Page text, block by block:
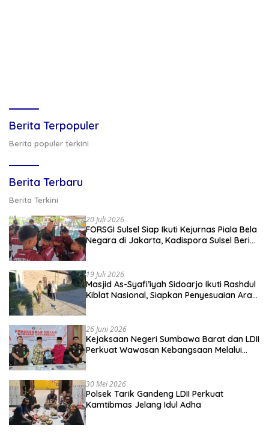
Berita Terpopuler
Berita populer terkini
Berita Terbaru
Berita Terkini
20 Juli 2026
FORSGI Sulsel Siap Ikuti Kejurnas Piala Bela
Negara di Jakarta, Kadispora Sulsel Beri
19 Juli 2026
Masjid As-Syafi’iyah Sidoarjo Ikuti Rashdul
Kiblat Nasional, Siapkan Penyesuaian Arah
26 Juni 2026
Kejaksaan Negeri Sumbawa Barat dan LDII
Perkuat Wawasan Kebangsaan Melalui
30 Mei 2026
Polsek Tarik Gandeng LDII Perkuat
Kamtibmas Jelang Idul Adha